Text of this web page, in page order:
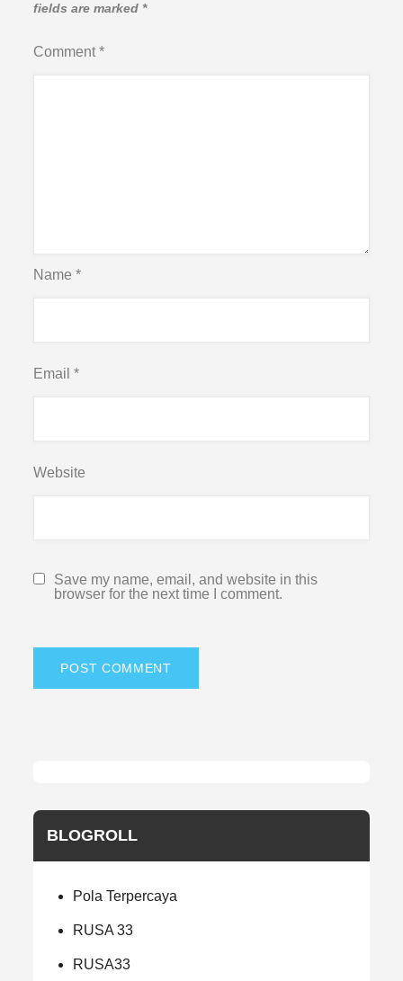
fields are marked *
Comment*
Name*
Email*
Website
Save my name, email, and website in this
browser for the next time I comment.
BLOGROLL
Pola Terpercaya
RUSA 33
RUSA33